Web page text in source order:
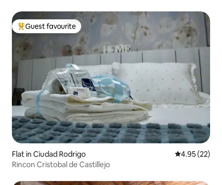
Top guest favourite
Guest favourite
Flat in Ciudad Rodrigo 4.95 out of 5
4.95 (22)
Rincon Cristobal de Castillejo